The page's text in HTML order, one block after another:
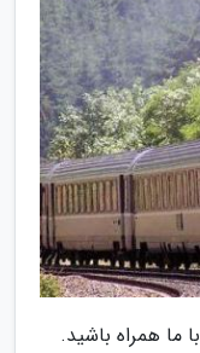
با ما همراه باشید.